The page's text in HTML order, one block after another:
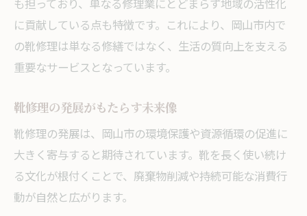
も担っており、単なる修理業にとどまらず地域の活性化
に貢献している点も特徴です。これにより、岡山市内で
の靴修理は単なる修繕ではなく、生活の質向上を支える
重要なサービスとなっています。
靴修理の発展がもたらす未来像
靴修理の発展は、岡山市の環境保護や資源循環の促進に
大きく寄与すると期待されています。靴を長く使い続け
る文化が根付くことで、廃棄物削減や持続可能な消費行
動が自然と広がります。